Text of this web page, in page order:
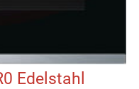
Edelstahl